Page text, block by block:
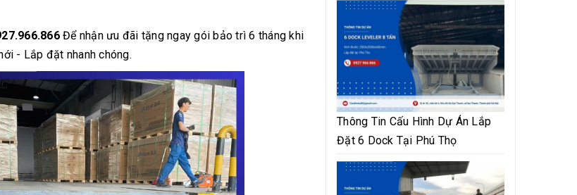
Để nhận ưu đãi tặng ngay gói bảo trì 6 tháng khi
- Lắp đặt nhanh chóng.
Thông Tin Cấu Hình Dự Án Lắp
Đặt 6 Dock Tại Phú Thọ